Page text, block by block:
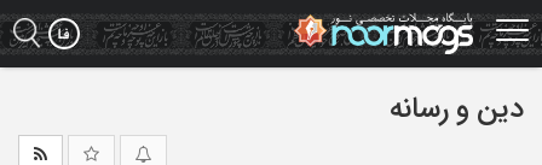
Skip
to
main
دین و رسانه